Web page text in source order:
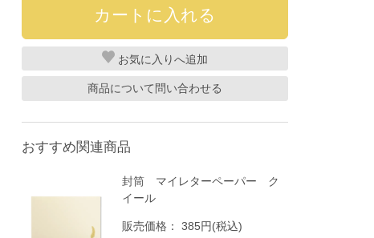
お気に入り
商品について問い合わせる
おすすめ関連商品
封筒 マイレターペーパー ク
イール
販売価格：385円(税込)